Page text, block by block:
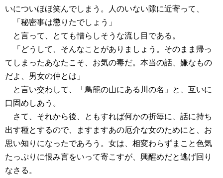
いについほほ笑んでしまう。人のいない隙に近寄って、
「秘密事は懲りたでしょう」
と言って、とても憎らしそうな流し目である。
「どうして、そんなことがありましょう。そのまま帰っ
てしまったあなたこそ、お気の毒だ。本当の話、嫌なもの
だよ、男女の仲とは」
と言い交わして、「鳥籠の山にある川の名」と、互いに
口固めしあう。
さて、それから後、ともすれば何かの折毎に、話に持ち
出す種とするので、ますますあの厄介な女のためにと、お
思い知りになったであろう。女は、相変わらずまこと色気
たっぷりに恨み言をいって寄こすが、興醒めだと逃げ回り
なさる。